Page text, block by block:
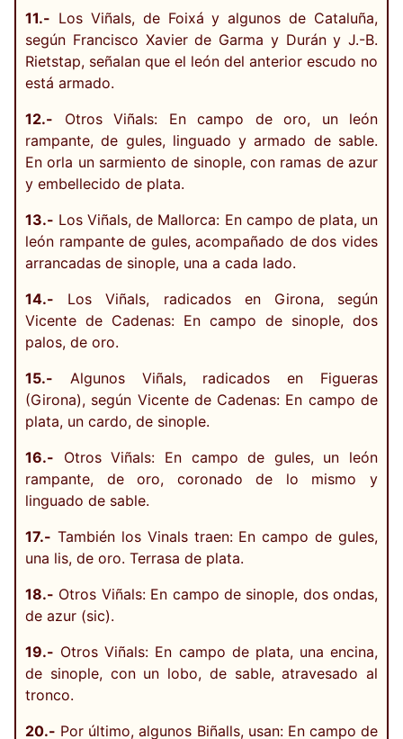
11.- Los Viñals, de Foixá y algunos de Cataluña,
según Francisco Xavier de Garma y Durán y J.-B.
Rietstap, señalan que el león del anterior escudo no
está armado.
12.- Otros Viñals: En campo de oro, un león
rampante, de gules, linguado y armado de sable.
En orla un sarmiento de sinople, con ramas de azur
y embellecido de plata.
13.- Los Viñals, de Mallorca: En campo de plata, un
león rampante de gules, acompañado de dos vides
arrancadas de sinople, una a cada lado.
14.- Los Viñals, radicados en Girona, según
Vicente de Cadenas: En campo de sinople, dos
palos, de oro.
15.- Algunos Viñals, radicados en Figueras
(Girona), según Vicente de Cadenas: En campo de
plata, un cardo, de sinople.
16.- Otros Viñals: En campo de gules, un león
rampante, de oro, coronado de lo mismo y
linguado de sable.
17.- También los Vinals traen: En campo de gules,
una lis, de oro. Terrasa de plata.
18.- Otros Viñals: En campo de sinople, dos ondas,
de azur (sic).
19.- Otros Viñals: En campo de plata, una encina,
de sinople, con un lobo, de sable, atravesado al
tronco.
20.- Por último, algunos Biñalls, usan: En campo de